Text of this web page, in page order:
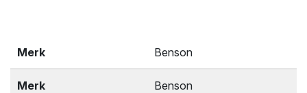
Merk Benson
Merk Benson